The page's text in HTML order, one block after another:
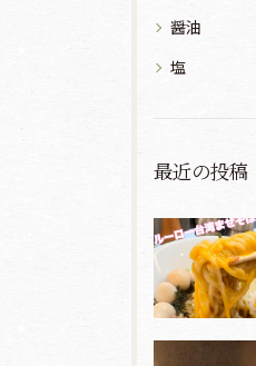
醤油
塩
最近の投稿